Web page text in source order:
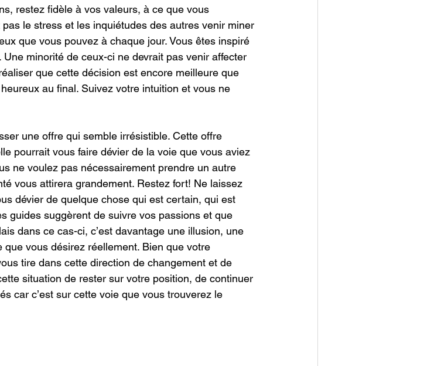
restez fidèle à vos valeurs, à ce que vous
le stress et les inquiétudes des autres venir miner
que vous pouvez à chaque jour. Vous êtes inspiré
minorité de ceux-ci ne devrait pas venir affecter
que cette décision est encore meilleure que
au final. Suivez votre intuition et vous ne
une offre qui semble irrésistible. Cette offre
pourrait vous faire dévier de la voie que vous aviez
ne voulez pas nécessairement prendre un autre
vous attirera grandement. Restez fort! Ne laissez
dévier de quelque chose qui est certain, qui est
guides suggèrent de suivre vos passions et que
dans ce cas-ci, c’est davantage une illusion, une
que vous désirez réellement. Bien que votre
tire dans cette direction de changement et de
situation de rester sur votre position, de continuer
car c’est sur cette voie que vous trouverez le